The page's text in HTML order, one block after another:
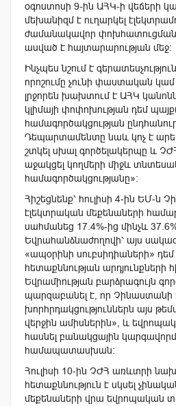
օգոստոսի 9-ին ԱՀԿ-ի վեճերի
մեխանիզմ է ուղարկել
ժամանակավոր փոխհատուցման
ասված է հայտարարության մեջ:
Ինչպես նշում է
որոշումը չունի փաստական
լրջորեն խախտում է ԱՀԿ
կլիմայի փոփոխության դեմ
համագործակցության
Դեպարտամենտը նաև կոչ է
շտկել սխալ գործելակերպը և
աջակցել կողմերի միջև
համագործակցությանը»:
Հիշեցնենք՝ հուլիսի 4-ին ԵՄ-ն
էլեկտրական մեքենաների
սահմանեց 17.4%-ից մինչև
Եվրահանձնաժողովի՝ այս
«ապօրինի սուբսիդիաների»
հետաքննության արդյունքների
Եվրամիության բարձրագույն
պարզաբանել է, որ Չինաստանի
խորհրդակցություններն այս
վերջին ամիսներին», և
հասնել բանակցային
համապատասխան:
Հուլիսի 10-ին ՉԺՀ առևտրի
հետաքննություն է սկսել
մեքենաների վրա եվրոպական